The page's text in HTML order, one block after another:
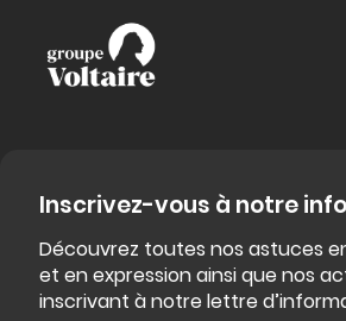
Inscrivez-vous à notre
Découvrez toutes nos astuces
et en expression ainsi que nos
inscrivant à notre lettre